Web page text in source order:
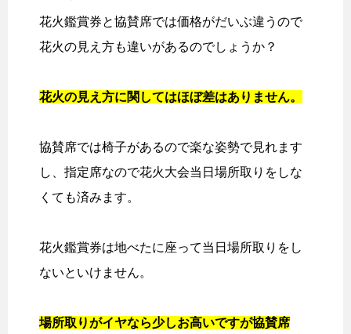
花火鑑賞券と協賛席では価格がだいぶ違うので
花火の見え方も違いがあるのでしょうか？
花火の見え方に関してはほぼ差はありません。
協賛席では椅子があるので楽な姿勢で見れます
し、指定席なので花火大会当日場所取りをしな
くても済みます。
花火鑑賞券は地べたに座って当日場所取りをし
ないといけません。
場所取りがイヤなら少しお高いですが協賛席